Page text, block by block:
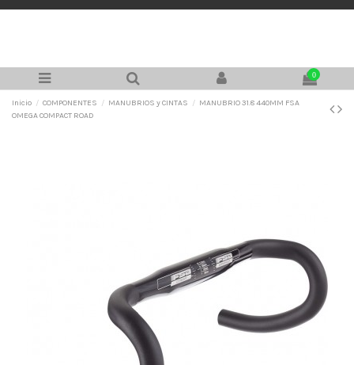
0
Inicio COMPONENTES MANUBRIOS y CINTAS
MANUBRIO 31.8 440MM FSA
OMEGA COMPACT ROAD